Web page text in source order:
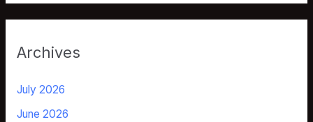
Archives
July 2026
June 2026